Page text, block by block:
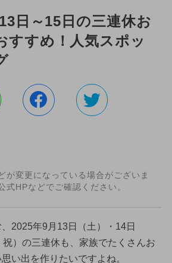
日～15日の三連休お
すすめ！人気スポッ
が変更になっている場合がございま
式HPなどでご確認ください。
、2025年9月13日（土）・14日
祝）の三連休も、家族でたくさんお
い出を作りたいですよね。